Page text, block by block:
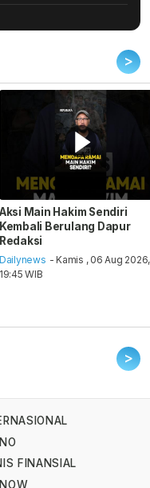
>
Aksi Main Hakim Sendiri
Kembali Berulang Dapur
Redaksi
Dailynews - Kamis , 06 Aug 2026,
19:45 WIB
>
FINANSIAL